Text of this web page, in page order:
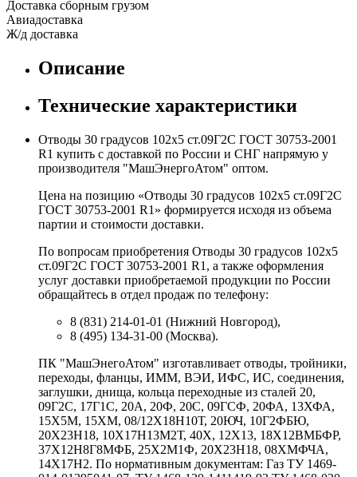
Доставка сборным грузом
Авиадоставка
Ж/д доставка
Описание
Технические характеристики
Отводы 30 градусов 102х5 ст.09Г2С ГОСТ 30753-2001
R1 купить с доставкой по России и СНГ напрямую у
производителя "МашЭнергоАтом" оптом.
Цена на позицию «Отводы 30 градусов 102х5 ст.09Г2С
ГОСТ 30753-2001 R1» формируется исходя из объема
партии и стоимости доставки.
По вопросам приобретения Отводы 30 градусов 102х5
ст.09Г2С ГОСТ 30753-2001 R1, а также оформления
услуг доставки приобретаемой продукции по России
обращайтесь в отдел продаж по телефону:
8 (831) 214-01-01 (Нижний Новгород),
8 (495) 134-31-00 (Москва).
ПК "МашЭнегоАтом" изготавливает отводы, тройники,
переходы, фланцы, ИММ, ВЭИ, ИФС, ИС, соединения,
заглушки, днища, кольца переходные из сталей 20,
09Г2С, 17Г1С, 20А, 20Ф, 20С, 09ГСФ, 20ФА, 13ХФА,
15Х5М, 15ХМ, 08/12Х18Н10Т, 20ЮЧ, 10Г2ФБЮ,
20Х23Н18, 10Х17Н13М2Т, 40Х, 12Х13, 18Х12ВМБФР,
37Х12Н8Г8МФБ, 25Х2М1Ф, 20Х23Н18, 08ХМФЧА,
14Х17Н2. По нормативным документам: Газ ТУ 1469-